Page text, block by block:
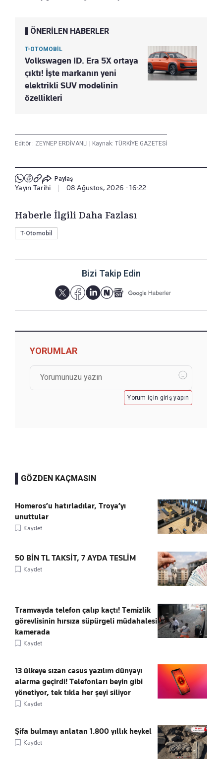
ÖNERİLEN HABERLER
T-OTOMOBİL
Volkswagen ID. Era 5X ortaya
çıktı! İşte markanın yeni
elektrikli SUV modelinin
özellikleri
Editör : ZEYNEP ERDİVANLI Kaynak: TÜRKİYE GAZETESİ
Paylaş
Yayın Tarihi 08 Ağustos, 2026 - 16:22
Haberle İlgili Daha Fazlası
T-Otomobil
Bizi Takip Edin
YORUMLAR
Yorum için giriş yapın
GÖZDEN KAÇMASIN
Homeros’u hatırladılar, Troya’yı
unuttular
Kaydet
50 BİN TL TAKSİT, 7 AYDA TESLİM
Kaydet
Tramvayda telefon çalıp kaçtı! Temizlik
görevlisinin hırsıza süpürgeli müdahalesi
kamerada
Kaydet
13 ülkeye sızan casus yazılım dünyayı
alarma geçirdi! Telefonları beyin gibi
yönetiyor, tek tıkla her şeyi siliyor
Kaydet
Şifa bulmayı anlatan 1.800 yıllık heykel
Kaydet